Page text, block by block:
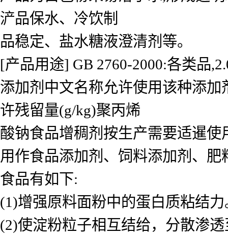
浐品保水、冷饮制
品稳定、盐水糖液澄清剂等。
[产品用途] GB 2760-2000:各类品
添加剂中文名称允许使用该种添
许残留量(g/kg)聚丙烯
酸钠食品增稠剂按生产需要适暹
用作食品添加剂、饲料添加剂、
食品有如下:
(1)增强原料面粉中的蛋白质粘结力
(2)使淀粉粒子相互结给，分散渗